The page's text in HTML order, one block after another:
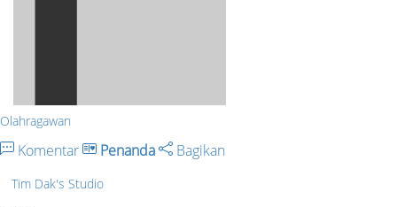
Olahragawan
Komentar Penanda Bagikan
Tim Dak's Studio